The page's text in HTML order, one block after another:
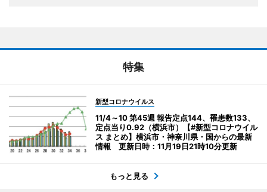
特集
新型コロナウイルス
11/4～10 第45週 報告定点144、罹患数133、
定点当り0.92（横浜市）【#新型コロナウイル
ス まとめ】横浜市・神奈川県・国からの最新
情報 更新日時：11月19日21時10分更新
もっと見る